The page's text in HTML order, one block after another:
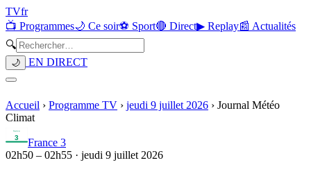
TVfr
📺 Programmes🌙 Ce soir⚽ Sport🔴 Direct▶ Replay📰 Actualités
🔍
🌙 EN DIRECT
Accueil › Programme TV › jeudi 9 juillet 2026 › Journal Météo
Climat
France 3
02h50 – 02h55 · jeudi 9 juillet 2026